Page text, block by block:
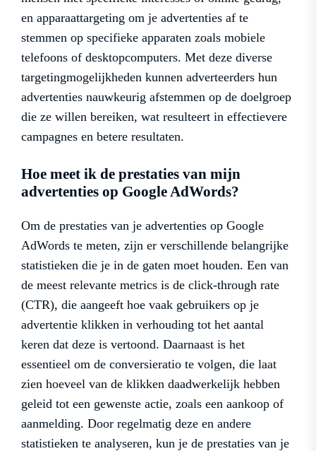
en apparaattargeting om je advertenties af te
stemmen op specifieke apparaten zoals mobiele
telefoons of desktopcomputers. Met deze diverse
targetingmogelijkheden kunnen adverteerders hun
advertenties nauwkeurig afstemmen op de doelgroep
die ze willen bereiken, wat resulteert in effectievere
campagnes en betere resultaten.
Hoe meet ik de prestaties van mijn
advertenties op Google AdWords?
Om de prestaties van je advertenties op Google
AdWords te meten, zijn er verschillende belangrijke
statistieken die je in de gaten moet houden. Een van
de meest relevante metrics is de click-through rate
(CTR), die aangeeft hoe vaak gebruikers op je
advertentie klikken in verhouding tot het aantal
keren dat deze is vertoond. Daarnaast is het
essentieel om de conversieratio te volgen, die laat
zien hoeveel van de klikken daadwerkelijk hebben
geleid tot een gewenste actie, zoals een aankoop of
aanmelding. Door regelmatig deze en andere
statistieken te analyseren, kun je de prestaties van je